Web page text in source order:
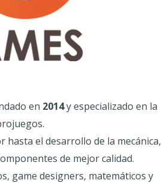
en 2014y especializado en la
hasta el desarrollo de la mecánica,
de mejor calidad.
game designers, matemáticos y